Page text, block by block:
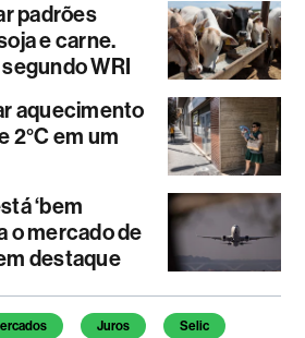
padrões
e carne.
WRI
aquecimento
2°C em um
‘bem
o mercado de
destaque
Juros Selic